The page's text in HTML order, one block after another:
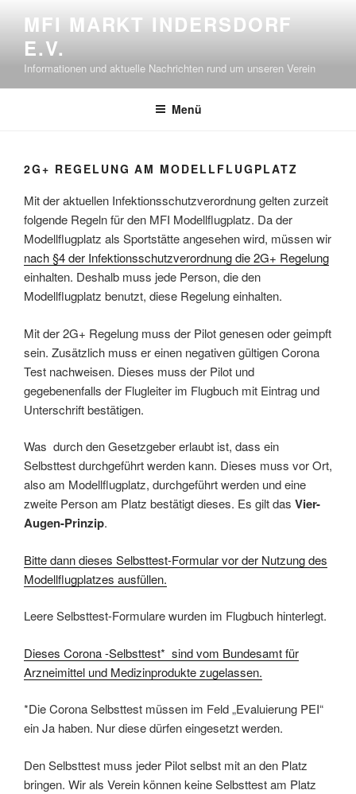
springen
MFI MARKT INDERSDORF
E.V.
Informationen und aktuelle Nachrichten rund um unseren Verein
Menü
2G+ REGELUNG AM MODELLFLUGPLATZ
Mit der aktuellen Infektionsschutzverordnung gelten zurzeit
folgende Regeln für den MFI Modellflugplatz. Da der
Modellflugplatz als Sportstätte angesehen wird, müssen wir
nach §4 der Infektionsschutzverordnung die 2G+ Regelung
einhalten. Deshalb muss jede Person, die den
Modellflugplatz benutzt, diese Regelung einhalten.
Mit der 2G+ Regelung muss der Pilot genesen oder geimpft
sein. Zusätzlich muss er einen negativen gültigen Corona
Test nachweisen. Dieses muss der Pilot und
gegebenenfalls der Flugleiter im Flugbuch mit Eintrag und
Unterschrift bestätigen.
Was durch den Gesetzgeber erlaubt ist, dass ein
Selbsttest durchgeführt werden kann. Dieses muss vor Ort,
also am Modellflugplatz, durchgeführt werden und eine
zweite Person am Platz bestätigt dieses. Es gilt das Vier-
Augen-Prinzip.
Bitte dann dieses Selbsttest-Formular vor der Nutzung des
Modellflugplatzes ausfüllen.
Leere Selbsttest-Formulare wurden im Flugbuch hinterlegt.
Dieses Corona -Selbsttest* sind vom Bundesamt für
Arzneimittel und Medizinprodukte zugelassen.
*Die Corona Selbsttest müssen im Feld „Evaluierung PEI“
ein Ja haben. Nur diese dürfen eingesetzt werden.
Den Selbsttest muss jeder Pilot selbst mit an den Platz
bringen. Wir als Verein können keine Selbsttest am Platz